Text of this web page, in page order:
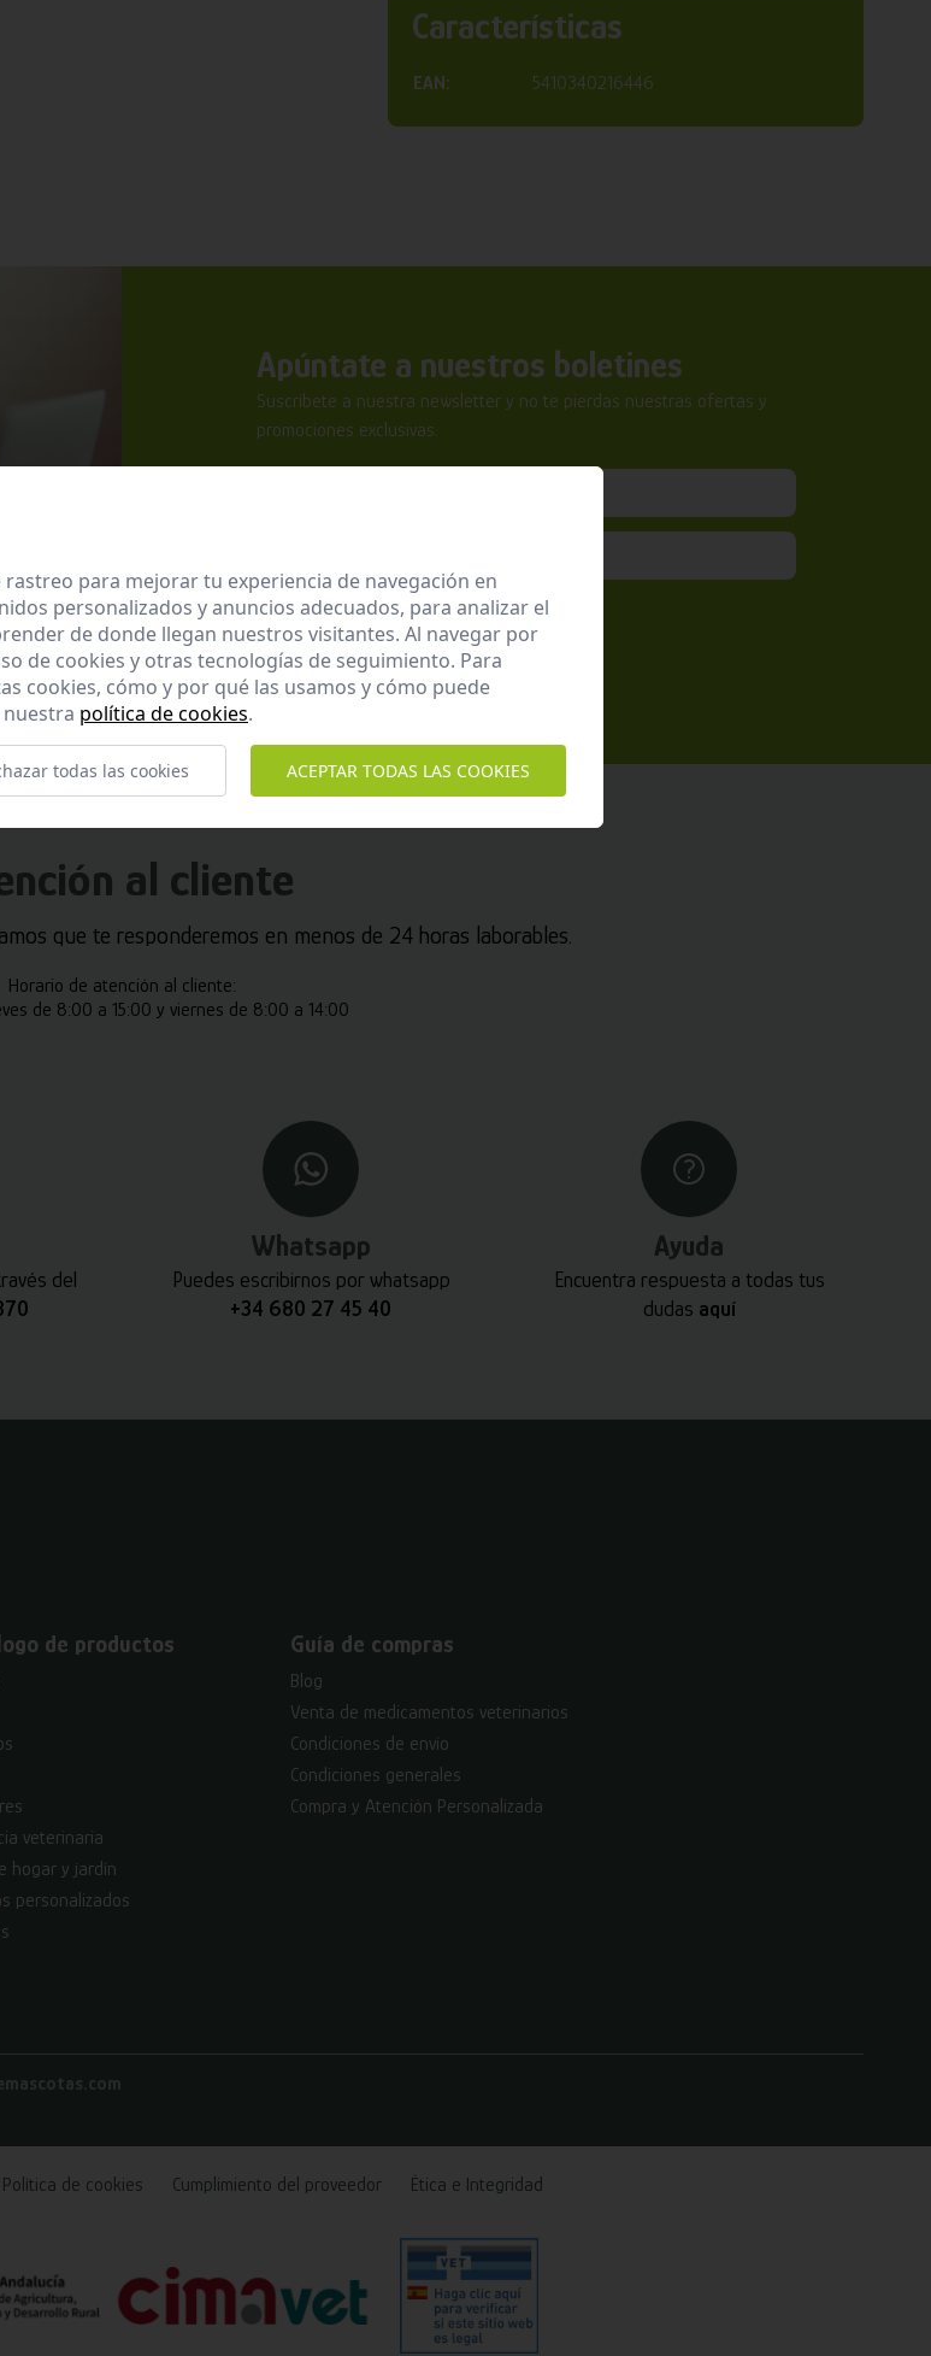
Características
EAN: 5410340216446
Apúntate a nuestros boletines
Suscríbete a nuestra newsletter y no te pierdas nuestras ofertas y
promociones exclusivas.
He leído y acepto laPolítica de Privacidad
Enviar
al cliente
que te responderemos en menos de 24 horas laborables.
Horario de atención al cliente:
de 8:00 a 15:00 y viernes de 8:00 a 14:00
del
Whatsapp
Puedes escribirnos por whatsapp
+34 680 27 45 40
Ayuda
Encuentra respuesta a todas tus
dudas aquí
de productos
veterinaria
hogar y jardín
personalizados
Guía de compras
Blog
Venta de medicamentos veterinarios
Condiciones de envío
Condiciones generales
Compra y Atención Personalizada
Política de cookies Cumplimiento del proveedor Ética e Integridad
para mejorar tu experiencia de navegación en
personalizados y anuncios adecuados, para analizar el
de donde llegan nuestros visitantes. Al navegar por
de cookies y otras tecnologías de seguimiento. Para
cookies, cómo y por qué las usamos y cómo puede
política de cookies.
todas las cookies ACEPTAR TODAS LAS COOKIES